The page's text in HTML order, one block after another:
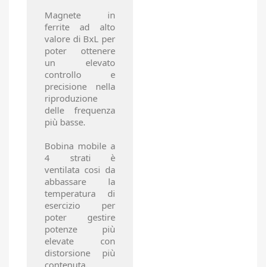
Magnete in
ferrite ad alto
valore di BxL per
poter ottenere
un elevato
controllo e
precisione nella
riproduzione
delle frequenza
più basse.
Bobina mobile a
4 strati è
ventilata cosi da
abbassare la
temperatura di
esercizio per
poter gestire
potenze più
elevate con
distorsione più
contenuta.